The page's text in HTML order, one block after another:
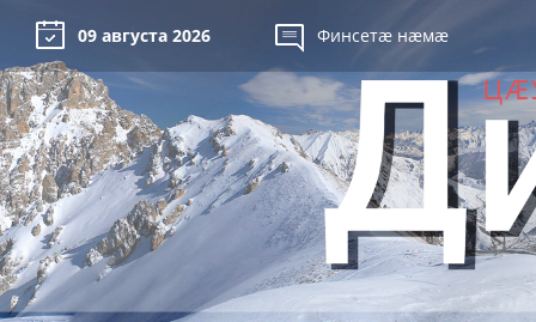
09 августа 2026 Финсетæ нæмæ